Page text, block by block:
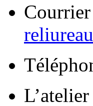
L’atelier